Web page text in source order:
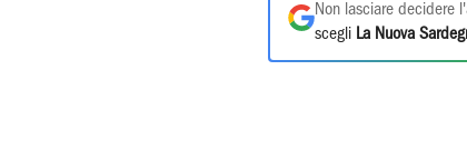
Non lasciare decidere
scegli La Nuova